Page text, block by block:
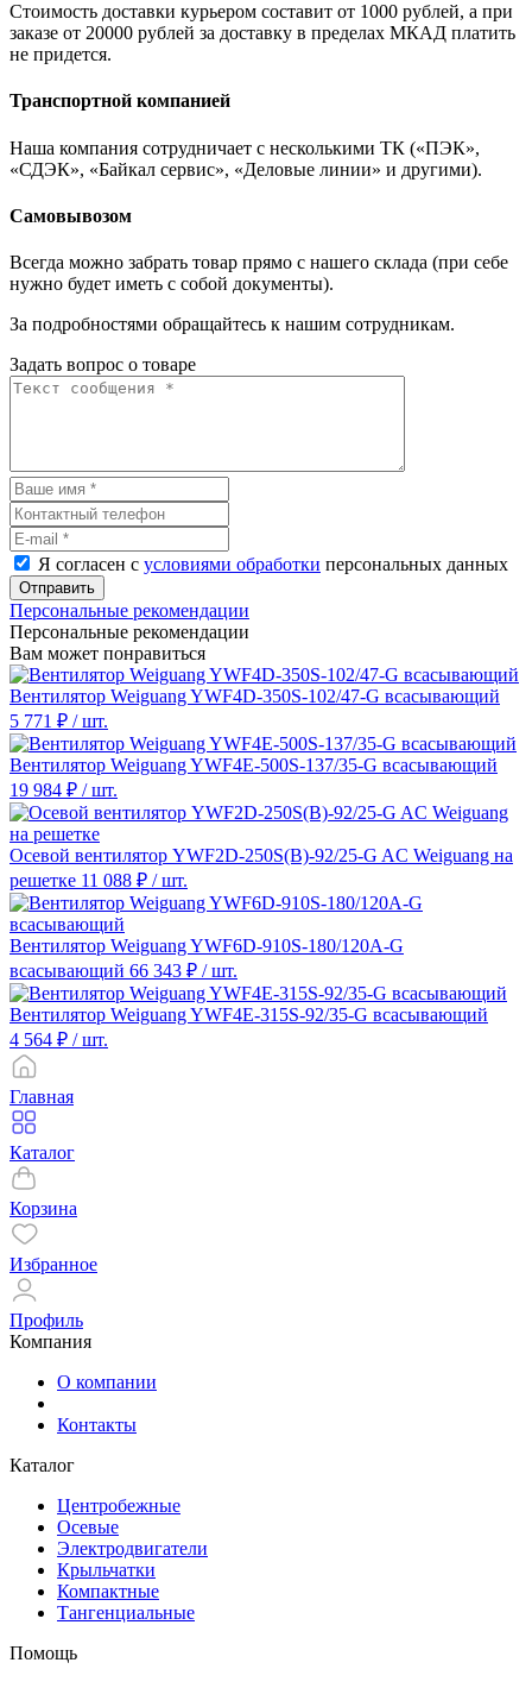
Стоимость доставки курьером составит от 1000 рублей, а при
заказе от 20000 рублей за доставку в пределах МКАД платить
не придется.
Транспортной компанией
Наша компания сотрудничает с несколькими ТК («ПЭК»,
«СДЭК», «Байкал сервис», «Деловые линии» и другими).
Самовывозом
Всегда можно забрать товар прямо с нашего склада (при себе
нужно будет иметь с собой документы).
За подробностями обращайтесь к нашим сотрудникам.
Задать вопрос о товаре
Я согласен с условиями обработки персональных данных
Отправить
Персональные рекомендации
Персональные рекомендации
Вам может понравиться
Вентилятор Weiguang YWF4D-350S-102/47-G всасывающий
5 771 ₽ / шт.
Вентилятор Weiguang YWF4E-500S-137/35-G всасывающий
19 984 ₽ / шт.
Осевой вентилятор YWF2D-250S(B)-92/25-G AC Weiguang на
решетке 11 088 ₽ / шт.
Вентилятор Weiguang YWF6D-910S-180/120A-G
всасывающий 66 343 ₽ / шт.
Вентилятор Weiguang YWF4E-315S-92/35-G всасывающий
4 564 ₽ / шт.
Главная
Каталог
Корзина
Избранное
Профиль
Компания
О компании
Контакты
Каталог
Центробежные
Осевые
Электродвигатели
Крыльчатки
Компактные
Тангенциальные
Помощь